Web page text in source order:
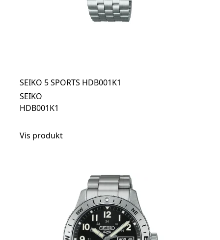
SEIKO 5 SPORTS HDB001K1
SEIKO
HDB001K1
Vis produkt